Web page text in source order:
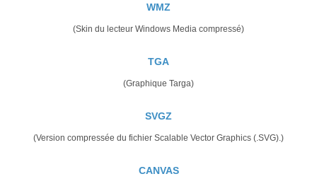
WMZ
(Skin du lecteur Windows Media compressé)
TGA
(Graphique Targa)
SVGZ
(Version compressée du fichier Scalable Vector Graphics (.SVG).)
CANVAS